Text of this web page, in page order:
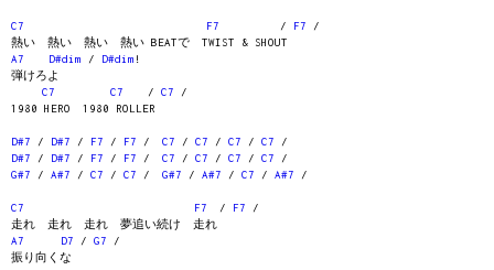
C7 F7 / F7 /
熱い 熱い 熱い 熱い BEATで TWIST & SHOUT
A7
D#dim / D#dim !
弾けろよ
C7
C7 / C7 /
1980 HERO 1980 ROLLER
D#7 / D#7 / F7 / F7 / C7 / C7 / C7 / C7 /
D#7 / D#7 / F7 / F7 / C7 / C7 / C7 / C7 /
G#7 / A#7 / C7 / C7 / G#7 / A#7 / C7 / A#7 /
C7 F7 / F7 /
走れ 走れ 走れ 夢追い続け 走れ
A7
D7 / G7 /
振り向くな